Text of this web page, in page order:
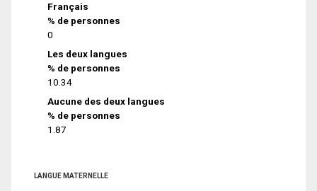
Français
% de personnes
0
Les deux langues
% de personnes
10.34
Aucune des deux langues
% de personnes
1.87
LANGUE MATERNELLE